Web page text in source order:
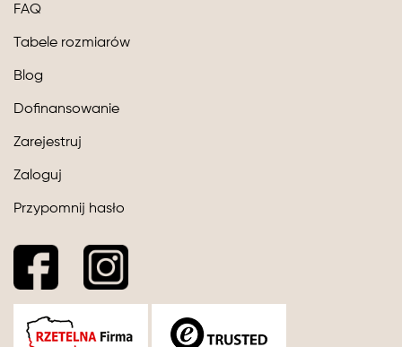
FAQ
Tabele rozmiarów
Blog
Dofinansowanie
Zarejestruj
Zaloguj
Przypomnij hasło